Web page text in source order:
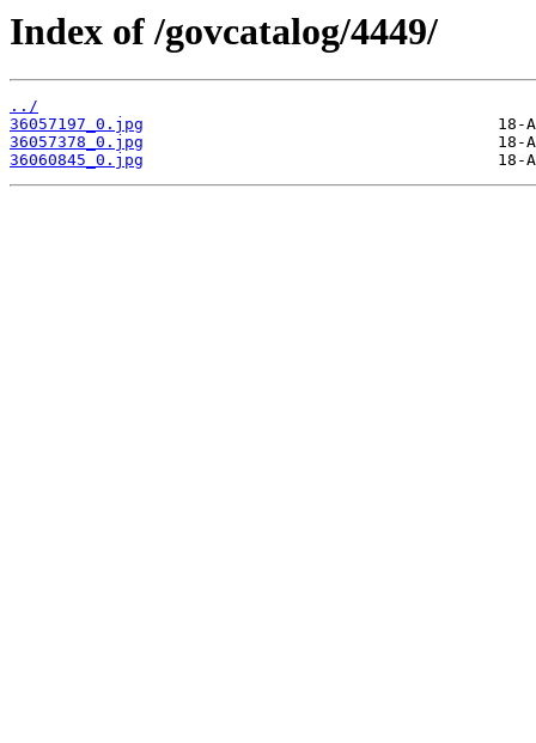
Index of /govcatalog/4449/
../
36057197_0.jpg
36057378_0.jpg
36060845_0.jpg